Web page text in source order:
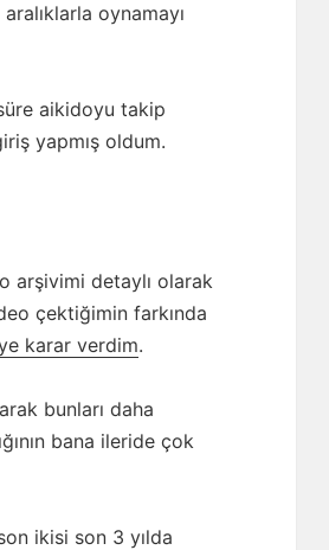
oynamayı
aikidoyu takip
yapmış oldum.
arşivimi detaylı olarak
çektiğimin farkında
karar verdim.
bunları daha
bana ileride çok
ikisi son 3 yılda